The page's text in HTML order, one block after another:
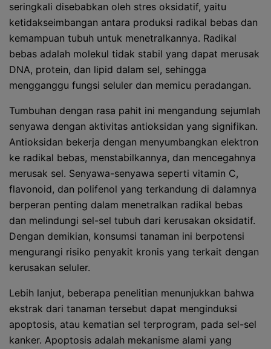
seringkali disebabkan oleh stres oksidatif, yaitu
ketidakseimbangan antara produksi radikal bebas dan
kemampuan tubuh untuk menetralkannya. Radikal
bebas adalah molekul tidak stabil yang dapat merusak
DNA, protein, dan lipid dalam sel, sehingga
mengganggu fungsi seluler dan memicu peradangan.
Tumbuhan dengan rasa pahit ini mengandung sejumlah
senyawa dengan aktivitas antioksidan yang signifikan.
Antioksidan bekerja dengan menyumbangkan elektron
ke radikal bebas, menstabilkannya, dan mencegahnya
merusak sel. Senyawa-senyawa seperti vitamin C,
flavonoid, dan polifenol yang terkandung di dalamnya
berperan penting dalam menetralkan radikal bebas
dan melindungi sel-sel tubuh dari kerusakan oksidatif.
Dengan demikian, konsumsi tanaman ini berpotensi
mengurangi risiko penyakit kronis yang terkait dengan
kerusakan seluler.
Lebih lanjut, beberapa penelitian menunjukkan bahwa
ekstrak dari tanaman tersebut dapat menginduksi
apoptosis, atau kematian sel terprogram, pada sel-sel
kanker. Apoptosis adalah mekanisme alami yang